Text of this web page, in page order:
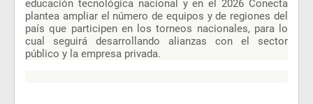
educación tecnológica nacional y en el 2026 Conecta
plantea ampliar el número de equipos y de regiones del
país que participen en los torneos nacionales, para lo
cual seguirá desarrollando alianzas con el sector
público y la empresa privada.